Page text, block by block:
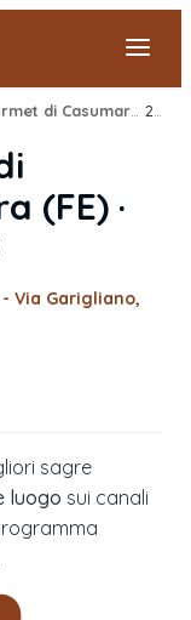
›
(FE) ·
Via Garigliano,
sagre
luogo sui canali